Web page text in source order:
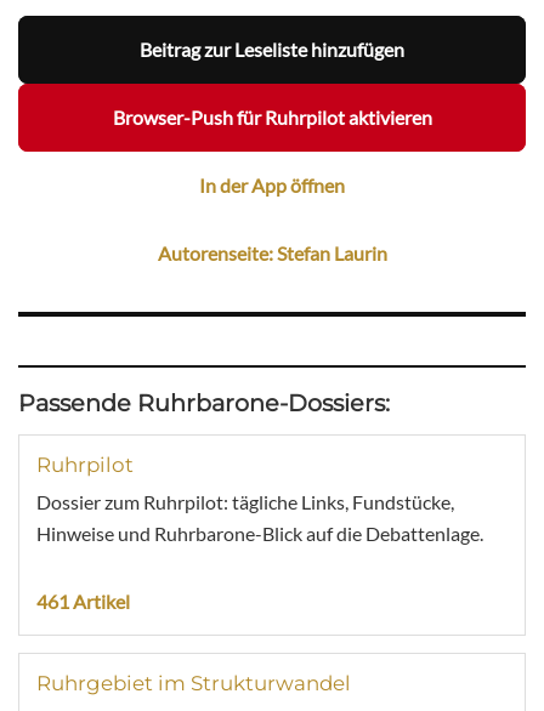
Beitrag zur Leseliste hinzufügen
Browser-Push für Ruhrpilot aktivieren
In der App öffnen
Autorenseite: Stefan Laurin
Passende Ruhrbarone-Dossiers:
Ruhrpilot
Dossier zum Ruhrpilot: tägliche Links, Fundstücke,
Hinweise und Ruhrbarone-Blick auf die Debattenlage.
461 Artikel
Ruhrgebiet im Strukturwandel